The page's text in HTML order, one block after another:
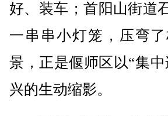
好、装车；首阳山街道
一串串小灯笼，压弯
景，正是偃师区以“集
兴的生动缩影。